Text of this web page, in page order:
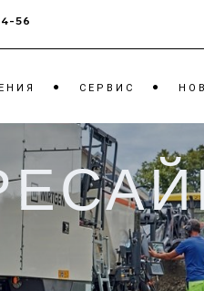
56
КАТКИ
КАТКИ
CЕРВИС